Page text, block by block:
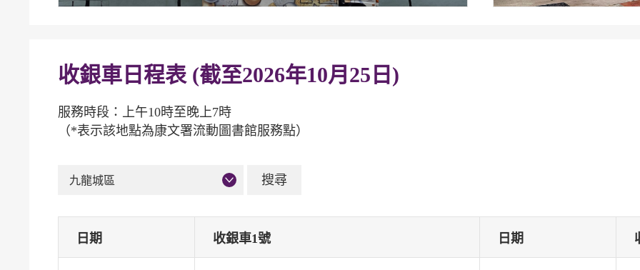
收銀車日程表 (截至2026年10月25日)
服務時段：上午10時至晚上7時
（*表示該地點為康文署流動圖書館服務點）
九龍城區
日期 收銀車1號 日期